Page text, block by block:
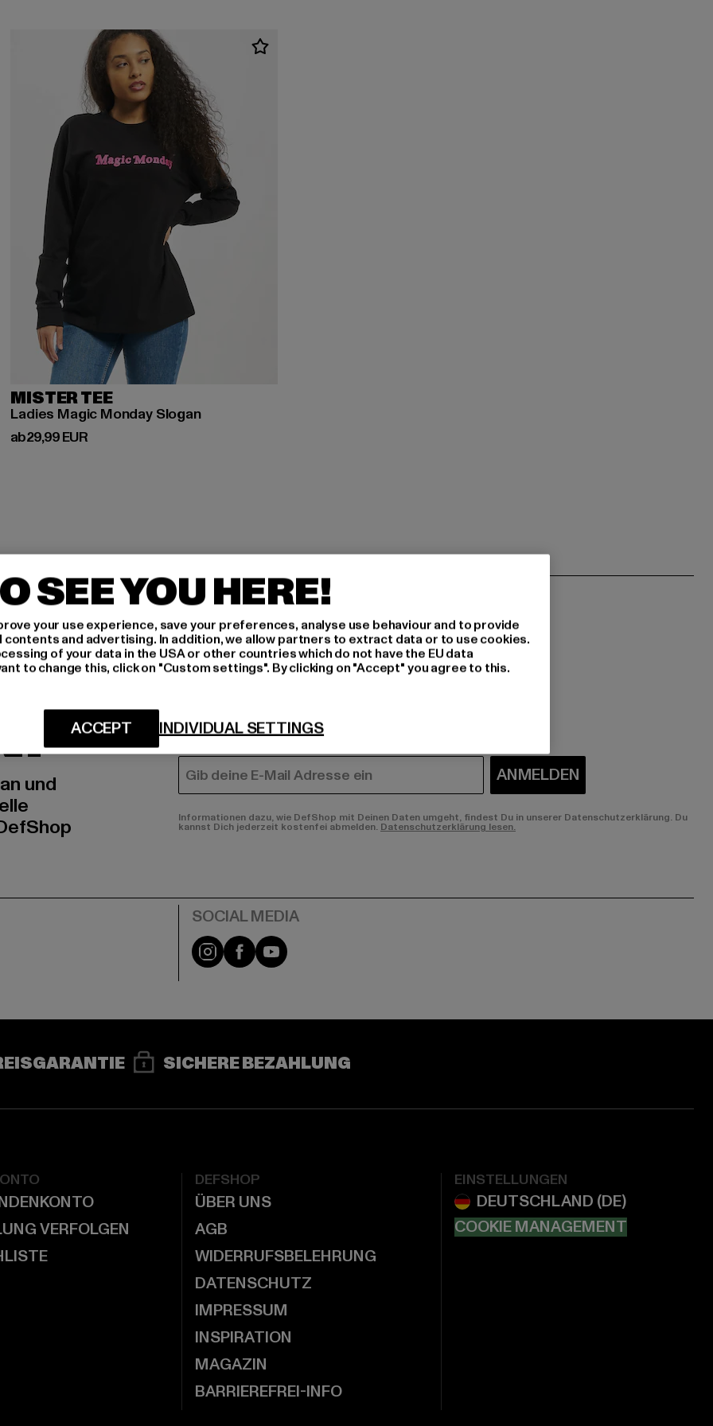
MISTER TEE
Ladies Magic Monday Slogan
ab29,99 EUR
Derzeitiger Preis: ab 29,99 EUR
AN,
und
MÄNNER
FRAUEN
E-MAIL ANMELDEN
Informationen dazu, wie DefShop mit Deinen Daten umgeht, findest Du in unserer Datenschutzerklärung. Du
kannst Dich jederzeit kostenfei abmelden. Datenschutzerklärung lesen.
Instagram
FacebookYouTube
SICHERE BEZAHLUNG
VERFOLGEN
DEFSHOP
ÜBER UNS
AGB
WIDERRUFSBELEHRUNG
DATENSCHUTZ
IMPRESSUM
INSPIRATION
MAGAZIN
BARRIEREFREI-INFO
EINSTELLUNGEN
COOKIE MANAGEMENT
SEE YOU HERE!
your use experience, save your preferences, analyse use behaviour and to provide
and advertising. In addition, we allow partners to extract data or to use cookies.
of your data in the USA or other countries which do not have the EU data
to change this, click on "Custom settings". By clicking on "Accept" you agree to this.
INDIVIDUAL SETTINGS
ACCEPT